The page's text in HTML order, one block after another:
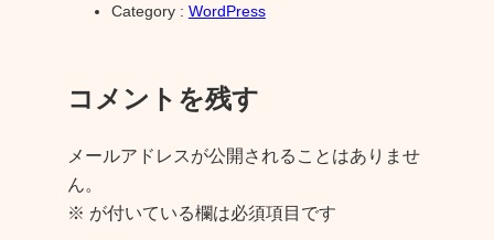
Category : WordPress
コメントを残す
メールアドレスが公開されることはありませ
ん。
※ が付いている欄は必須項目です